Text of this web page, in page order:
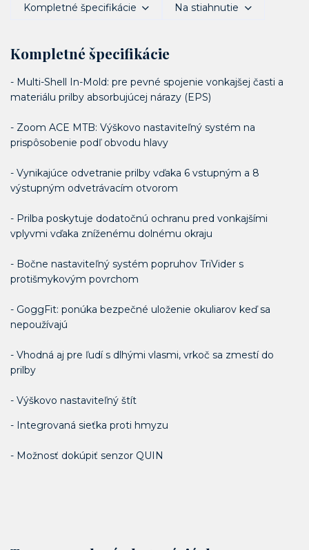
Kompletné špecifikácie Na stiahnutie
Kompletné špecifikácie
- Multi-Shell In-Mold: pre pevné spojenie vonkajšej časti a
materiálu prilby absorbujúcej nárazy (EPS)
- Zoom ACE MTB: Výškovo nastaviteľný systém na
prispôsobenie podľ obvodu hlavy
- Vynikajúce odvetranie prilby vďaka 6 vstupným a 8
výstupným odvetrávacím otvorom
- Prilba poskytuje dodatočnú ochranu pred vonkajšími
vplyvmi vďaka zníženému dolnému okraju
- Bočne nastaviteľný systém popruhov TriVider s
protišmykovým povrchom
- GoggFit: ponúka bezpečné uloženie okuliarov keď sa
nepoužívajú
- Vhodná aj pre ľudí s dlhými vlasmi, vrkoč sa zmestí do
prilby
- Výškovo nastaviteľný štít
- Integrovaná sieťka proti hmyzu
- Možnosť dokúpiť senzor QUIN